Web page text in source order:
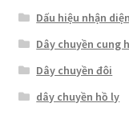
Dấu hiệu nhận
Dây chuyền cung
Dây chuyền đôi
dây chuyền hồ ly